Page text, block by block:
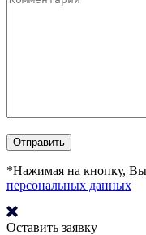
*Нажимая на кнопку, Вы
персональных данных
Оставить заявку